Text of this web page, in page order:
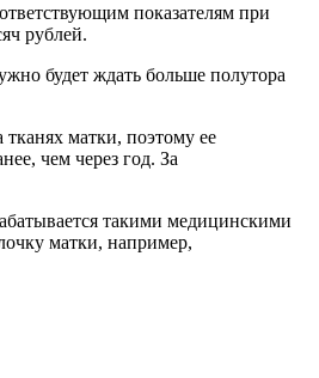
показателям при
рублей.
будет ждать больше полутора
матки, поэтому ее
чем через год. За
такими медицинскими
матки, например,